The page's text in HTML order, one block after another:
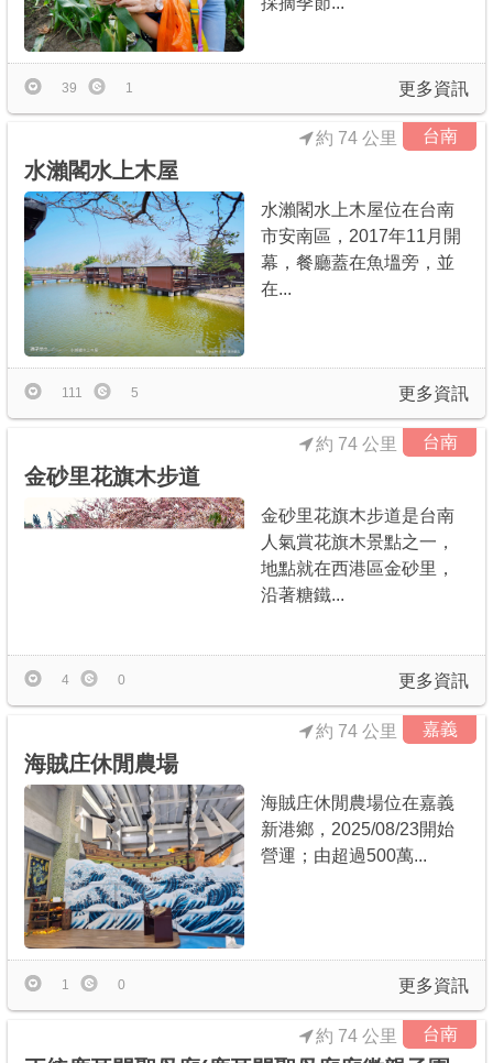
更多資訊
39 1
台南
水瀨閣水上木屋
約 74 公里
水瀨閣水上木屋位在台南
市安南區，2017年11月開
幕，餐廳蓋在魚塭旁，並
在...
更多資訊
111 5
台南
金砂里花旗木步道
約 74 公里
金砂里花旗木步道是台南
人氣賞花旗木景點之一，
地點就在西港區金砂里，
沿著糖鐵...
更多資訊
4 0
嘉義
海賊庄休閒農場
約 74 公里
海賊庄休閒農場位在嘉義
新港鄉，2025/08/23開始
營運；由超過500萬...
更多資訊
1 0
台南
約 74 公里